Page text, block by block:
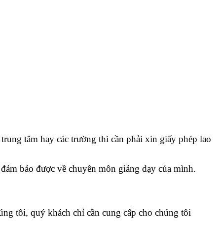
tâm hay các trường thì cần phải xin giấy phép lao
bảo được về chuyên môn giảng dạy của mình.
tôi, quý khách chỉ cần cung cấp cho chúng tôi